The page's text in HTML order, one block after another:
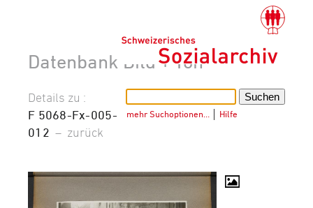
Datenbank Bild + Ton
mehr Suchoptionen… Hilfe
Details zu :
F 5068-Fx-005-
012 – zurück